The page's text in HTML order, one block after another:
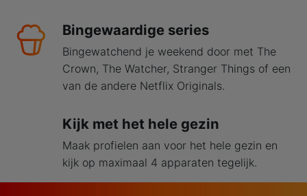
Bingewaardige series
Bingewatchend je weekend door met The
Crown, The Watcher, Stranger Things of een
van de andere Netflix Originals.
Kijk met het hele gezin
Maak profielen aan voor het hele gezin en
kijk op maximaal 4 apparaten tegelijk.